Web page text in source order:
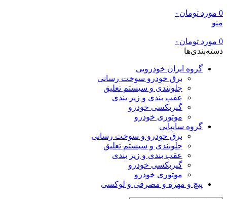
0 مورد تومان ۰
منو
0 مورد تومان ۰
دسته‌بندی‌ها
گروه ایران خودرویی
برق خودرو سوخت رسانی
جلوبندی و سیستم تعلیق
عقب بندی و زیر بندی
گیربکسی خودرو
موتوری خودرو
گروه سایپایی
برق خودرو و سوخت رسانی
جلوبندی و سیستم تعلیق
عقب بندی و زیر بندی
گیربکسی خودرو
موتوری خودرو
پیچ و مهره و مصرفی و لوکسی